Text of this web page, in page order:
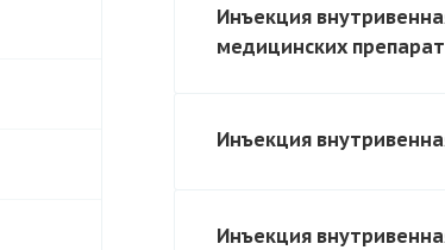
Инъекция
медицинских
Инъекция
Инъекция